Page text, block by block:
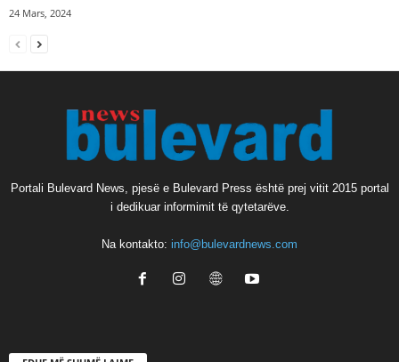
24 Mars, 2024
Portali Bulevard News, pjesë e Bulevard Press është prej vitit 2015 portal
i dedikuar informimit të qytetarëve.
Na kontakto: info@bulevardnews.com